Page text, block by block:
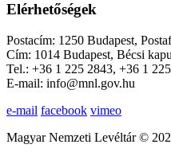
Elérhetőségek
Postacím: 1250 Budapest,
Cím: 1014 Budapest, Bécsi
Tel.: +36 1 225 2843, +36 1
E-mail: info@mnl.gov.hu
e-mail facebook vimeo
Magyar Nemzeti Levéltár ©